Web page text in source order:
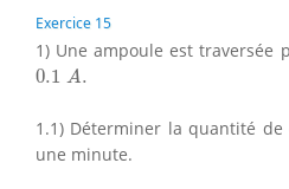
Exercice 15
1) Une ampoule est traversée
0.1 A.
0.1 A
1.1) Déterminer la quantité
une minute.